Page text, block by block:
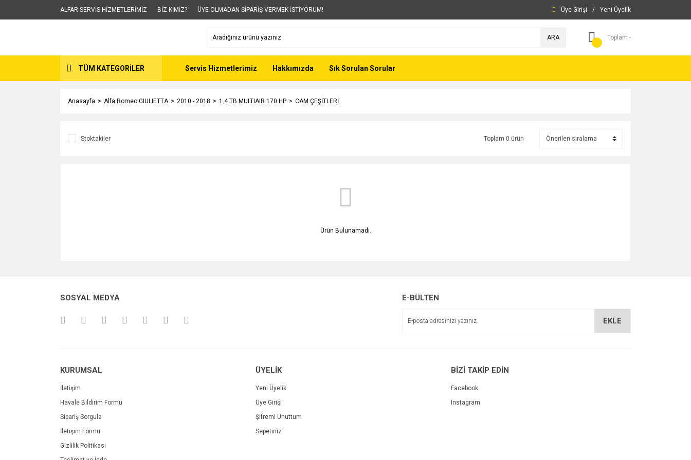
ALFAR SERVİS HİZMETLERİMİZ BİZ KİMİZ? ÜYE OLMADAN SİPARİŞ VERMEK İSTİYORUM! Üye Girişi / Yeni Üyelik
ARA Toplam -
TÜM KATEGORİLER Servis Hizmetlerimiz Hakkımızda Sık Sorulan Sorular
Anasayfa Alfa Romeo GIULIETTA 2010 - 2018 1.4 TB MULTIAIR 170 HP CAM ÇEŞİTLERİ
Stoktakiler Toplam 0 ürün
Ürün Bulunamadı.
SOSYAL MEDYA E-BÜLTEN
EKLE
KURUMSAL
İletişim
Havale Bildirim Formu
Sipariş Sorgula
İletişim Formu
Gizlilik Politikası
ÜYELİK
Yeni Üyelik
Üye Girişi
Şifremi Unuttum
Sepetiniz
BİZİ TAKİP EDİN
Facebook
Instagram